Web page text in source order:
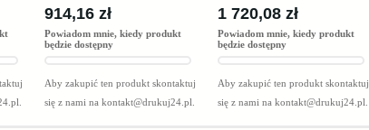
914,16 zł
Powiadom mnie, kiedy produkt
będzie dostępny
Aby zakupić ten produkt skontaktuj
się z nami na kontakt@drukuj24.pl
1 720,08 zł
Powiadom mnie, kiedy produkt
będzie dostępny
Aby zakupić ten produkt skontaktuj
się z nami na kontakt@drukuj24.pl